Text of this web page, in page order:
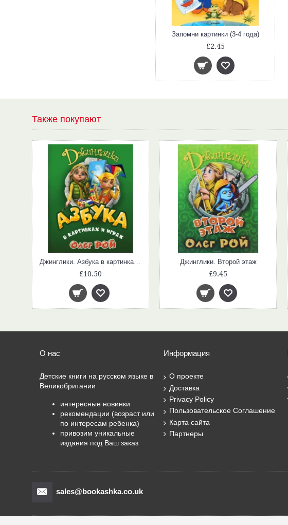
Запомни картинки (3-4 года)
£2.45
Также покупают
Джинглики. Азбука в картинках и играх
£10.50
Джинглики. Второй этаж
£9.45
О нас
Детские книги на русском языке в
Великобритании
интересные новинки
рекомендации (возраст или
по интересам ребенка)
привозим уникальные
издания под Ваш заказ
Информация
О проекте
Доставка
Privacy Policy
Пользовательское Соглашение
Карта сайта
Партнеры
sales@bookashka.co.uk